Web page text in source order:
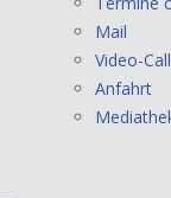
Mail
Video-Call
Anfahrt